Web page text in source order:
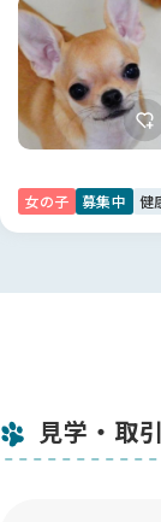
女の子 募集中 健
見学・取